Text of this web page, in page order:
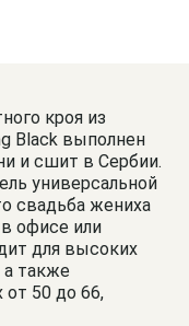
кроя из
Black выполнен
и сшит в Сербии.
универсальной
свадьба жениха
офисе или
для высоких
также
от 50 до 66,